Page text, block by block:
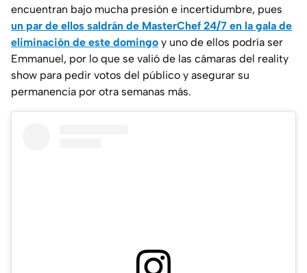
encuentran bajo mucha presión e incertidumbre, pues
un par de ellos saldrán de MasterChef 24/7 en la gala de
eliminación de este domingo y uno de ellos podría ser
Emmanuel, por lo que se valió de las cámaras del reality
show para pedir votos del público y asegurar su
permanencia por otra semanas más.